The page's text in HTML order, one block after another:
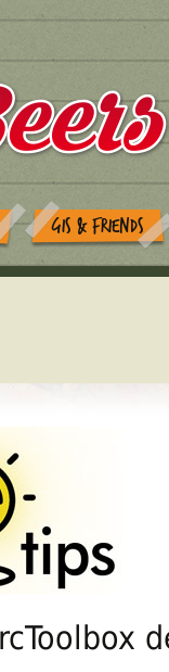
GIS & FRIENDS